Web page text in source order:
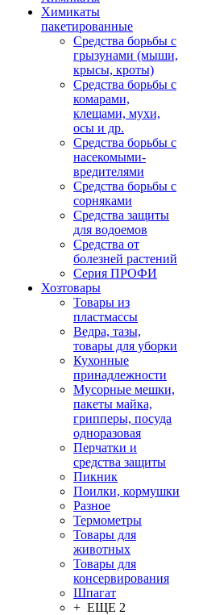
Химикаты
пакетированные
Средства борьбы с
грызунами (мыши,
крысы, кроты)
Средства борьбы с
комарами,
клещами, мухи,
осы и др.
Средства борьбы с
насекомыми-
вредителями
Средства борьбы с
сорняками
Средства защиты
для водоемов
Средства от
болезней растений
Серия ПРОФИ
Хозтовары
Товары из
пластмассы
Ведра, тазы,
товары для уборки
Кухонные
принадлежности
Мусорные мешки,
пакеты майка,
грипперы, посуда
одноразовая
Перчатки и
средства защиты
Пикник
Поилки, кормушки
Разное
Термометры
Товары для
животных
Товары для
консервирования
Шпагат
+ ЕЩЕ 2